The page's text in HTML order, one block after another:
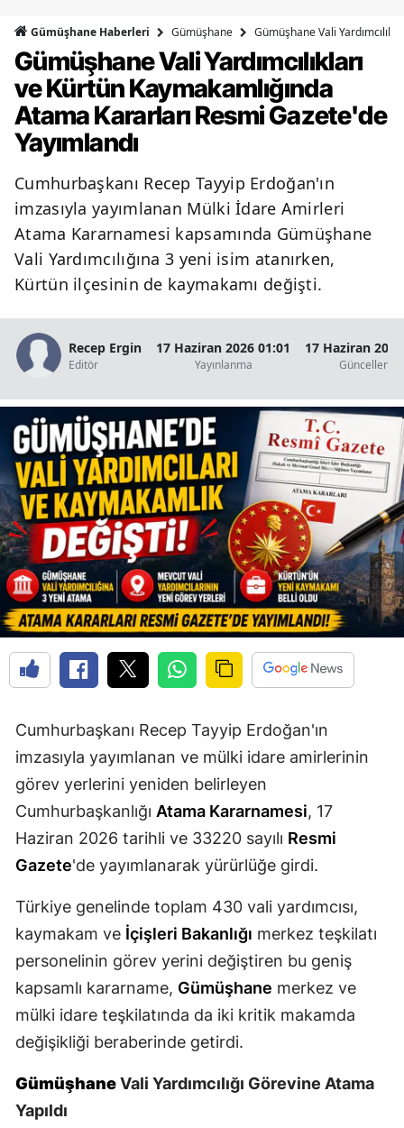
Bingöl
Bitlis
Bolu
Bursa
Çanakkale
Çankırı
Çorum
Denizli
Edirne
Elazığ
Erzincan
Erzurum
Eskişehir
Gaziantep
Giresun
Gümüşhane
Hakkari
Hatay
Isparta
Mersin
İstanbul
İzmir
Kars
Kastamonu
Kayseri
Kırklareli
Kırşehir
Gümüşhane Haberleri Gümüşhane Gümüşhane Vali
Gümüşhane Vali Yardımcılıkları
ve Kürtün Kaymakamlığında
Atama Kararları Resmi Gazete'de
Yayımlandı
Cumhurbaşkanı Recep Tayyip Erdoğan'ın
imzasıyla yayımlanan Mülki İdare Amirleri
Atama Kararnamesi kapsamında Gümüşhane
Vali Yardımcılığına 3 yeni isim atanırken,
Kürtün ilçesinin de kaymakamı değişti.
Recep Ergin
Editör
17 Haziran 2026 01:01
Yayınlanma
17 Haziran
Cumhurbaşkanı Recep Tayyip Erdoğan'ın
imzasıyla yayımlanan ve mülki idare amirlerinin
görev yerlerini yeniden belirleyen
Cumhurbaşkanlığı Atama Kararnamesi, 17
Haziran 2026 tarihli ve 33220 sayılı Resmi
Gazete'de yayımlanarak yürürlüğe girdi.
Türkiye genelinde toplam 430 vali yardımcısı,
kaymakam ve İçişleri Bakanlığı merkez teşkilatı
personelinin görev yerini değiştiren bu geniş
kapsamlı kararname, Gümüşhane merkez ve
mülki idare teşkilatında da iki kritik makamda
değişikliği beraberinde getirdi.
GümüşhaneVali Yardımcılığı Görevine Atama
Yapıldı